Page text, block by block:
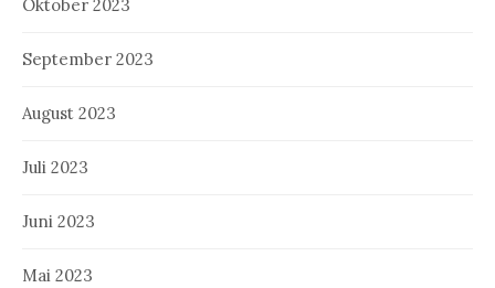
Oktober 2023
September 2023
August 2023
Juli 2023
Juni 2023
Mai 2023